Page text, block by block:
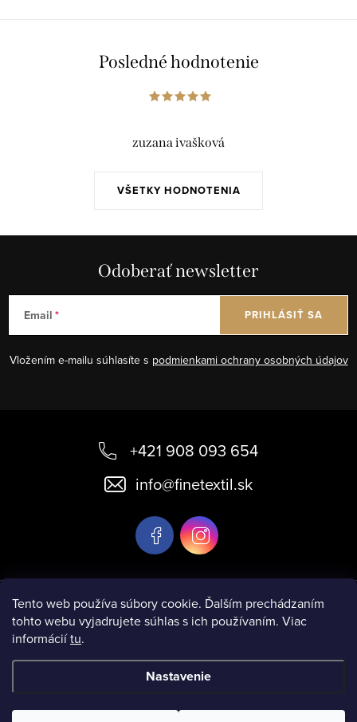
Tento web používa súbory cookie. Ďalším prechádzaním
tohto webu vyjadrujete súhlas s ich používaním. Viac
informáciítu.
Nastavenie
Posledné hodnotenie
VŠETKY HODNOTENIA
zuzana ivašková
Odoberať newsletter
Email
Vložením e-mailu súhlasíte s podmienkami ochrany osobných údajov
PRIHLÁSIŤ SA
e
+421 908 093 654
info@finetextil.sk
Informácie pre vás
Copyright 2026www.finetextil.sk. Všetky práva vyhradené.